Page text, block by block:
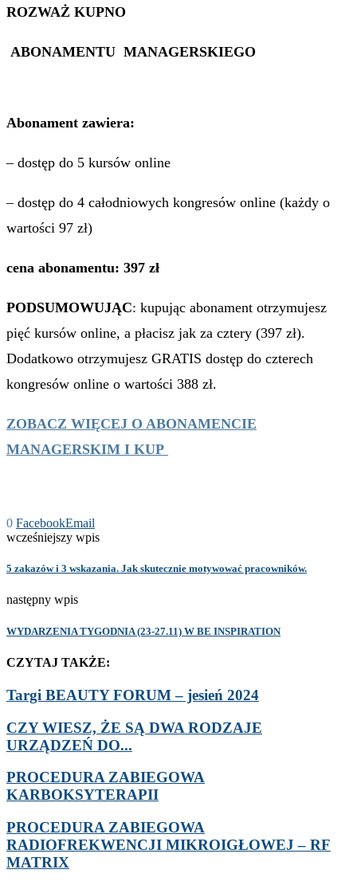
ROZWAŻ KUPNO
ABONAMENTU MANAGERSKIEGO
Abonament zawiera:
– dostęp do 5 kursów online
– dostęp do 4 całodniowych kongresów online (każdy o
wartości 97 zł)
cena abonamentu: 397 zł
PODSUMOWUJĄC: kupując abonament otrzymujesz
pięć kursów online, a płacisz jak za cztery (397 zł).
Dodatkowo otrzymujesz GRATIS dostęp do czterech
kongresów online o wartości 388 zł.
ZOBACZ WIĘCEJ O ABONAMENCIE
MANAGERSKIM I KUP
0 FacebookEmail
wcześniejszy wpis
5 zakazów i 3 wskazania. Jak skutecznie motywować pracowników.
następny wpis
WYDARZENIA TYGODNIA (23-27.11) W BE INSPIRATION
CZYTAJ TAKŻE:
Targi BEAUTY FORUM – jesień 2024
CZY WIESZ, ŻE SĄ DWA RODZAJE
URZĄDZEŃ DO...
PROCEDURA ZABIEGOWA
KARBOKSYTERAPII
PROCEDURA ZABIEGOWA
RADIOFREKWENCJI MIKROIGŁOWEJ – RF
MATRIX